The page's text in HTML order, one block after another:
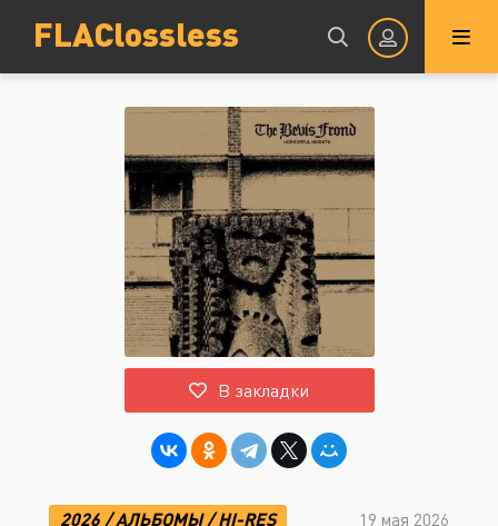
FLAClossless
Запомнить
ВОЙТИ НА САЙТ
Восстановить пароль
Или войти через
В закладки
2026 /АЛЬБОМЫ/HI-RES 19 мая 2026